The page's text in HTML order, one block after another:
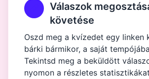
Válaszok
követése
Oszd meg a kvízedet egy linken
bárki bármikor, a saját
Tekintsd meg a beküldött
nyomon a részletes